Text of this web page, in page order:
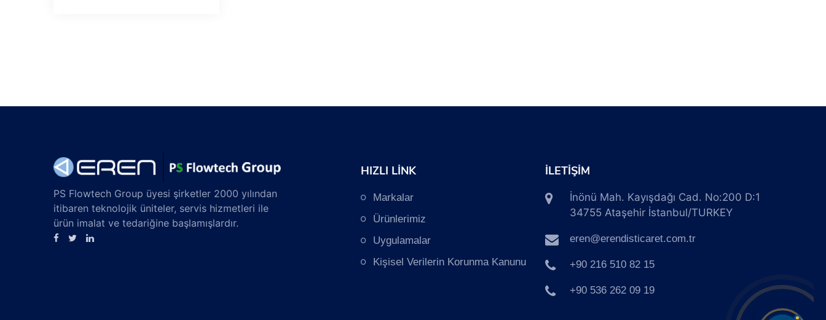
PS Flowtech Group üyesi şirketler 2000 yılından
itibaren teknolojik üniteler, servis hizmetleri ile
ürün imalat ve tedariğine başlamışlardır.
HIZLI LİNK
Markalar
Ürünlerimiz
Uygulamalar
Kişisel Verilerin Korunma Kanunu
İLETİŞİM
İnönü Mah. Kayışdağı Cad. No:200 D:1
34755 Ataşehir İstanbul/TURKEY
eren@erendisticaret.com.tr
+90 216 510 82 15
+90 536 262 09 19